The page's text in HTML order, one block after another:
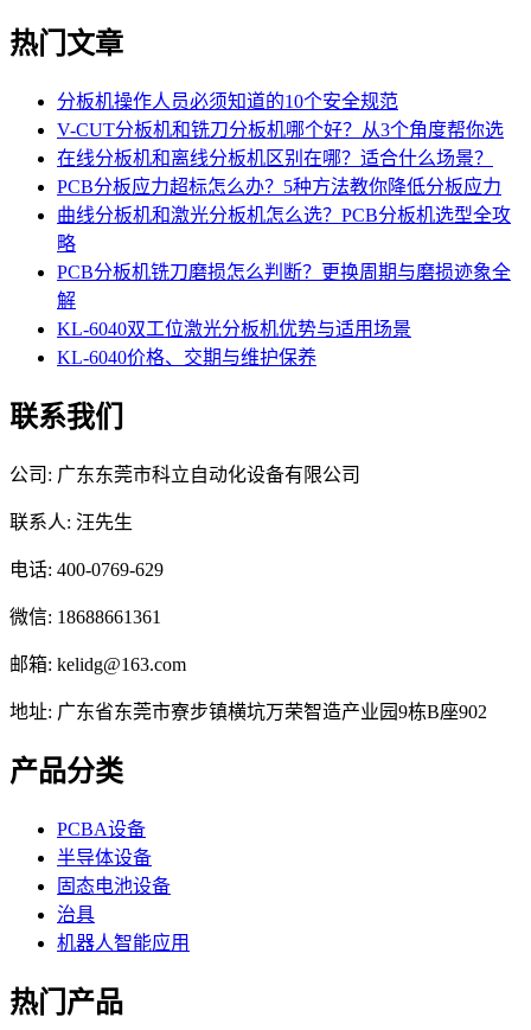
热门文章
分板机操作人员必须知道的10个安全规范
V-CUT分板机和铣刀分板机哪个好？从3个角度帮你选
在线分板机和离线分板机区别在哪？适合什么场景？
PCB分板应力超标怎么办？5种方法教你降低分板应力
曲线分板机和激光分板机怎么选？PCB分板机选型全攻
略
PCB分板机铣刀磨损怎么判断？更换周期与磨损迹象全
解
KL-6040双工位激光分板机优势与适用场景
KL-6040价格、交期与维护保养
联系我们
公司: 广东东莞市科立自动化设备有限公司
联系人: 汪先生
电话: 400-0769-629
微信: 18688661361
邮箱: kelidg@163.com
地址: 广东省东莞市寮步镇横坑万荣智造产业园9栋B座902
产品分类
PCBA设备
半导体设备
固态电池设备
治具
机器人智能应用
热门产品